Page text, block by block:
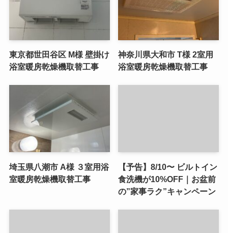
東京都世田谷区 M様 壁掛け
浴室暖房乾燥機取替工事
神奈川県大和市 T様 2室用
浴室暖房乾燥機取替工事
埼玉県八潮市 A様 ３室用浴
室暖房乾燥機取替工事
【予告】8/10〜 ビルトイン
食洗機が10%OFF｜お盆前
の”家事ラク”キャンペーン